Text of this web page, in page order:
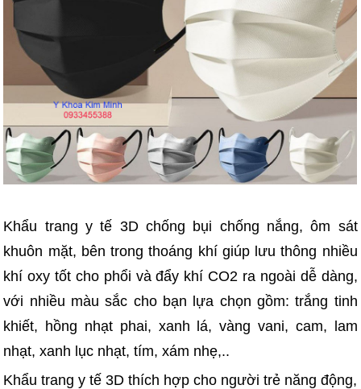
Khẩu trang y tế 3D chống bụi chống nắng, ôm sát
khuôn mặt, bên trong thoáng khí giúp lưu thông nhiều
khí oxy tốt cho phổi và đẩy khí CO2 ra ngoài dễ dàng,
với nhiều màu sắc cho bạn lựa chọn gồm: trắng tinh
khiết, hồng nhạt phai, xanh lá, vàng vani, cam, lam
nhạt, xanh lục nhạt, tím, xám nhẹ,..
Khẩu trang y tế 3D thích hợp cho người trẻ năng động,